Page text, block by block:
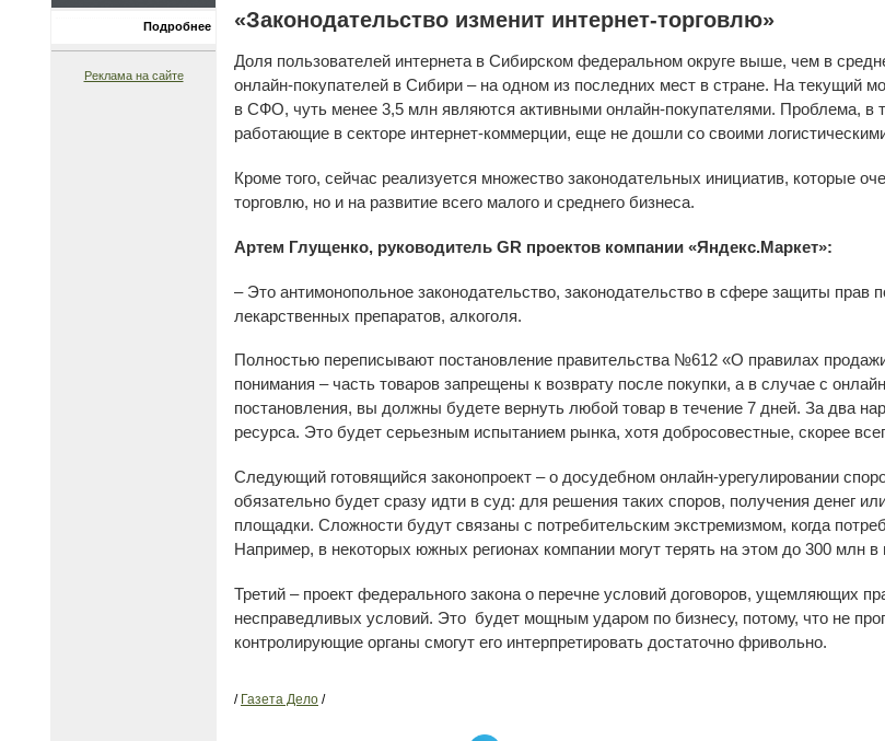
Подробнее
Реклама на сайте
«Законодательство изменит интернет-торговлю»
Доля пользователей интернета в Сибирском федеральном округе выше, чем в
онлайн-покупателей в Сибири – на одном из последних мест в стране. На текущий
в СФО, чуть менее 3,5 млн являются активными онлайн-покупателями. Проблема, в
работающие в секторе интернет-коммерции, еще не дошли со своими
Кроме того, сейчас реализуется множество законодательных инициатив, которые
торговлю, но и на развитие всего малого и среднего бизнеса.
Артем Глущенко, руководитель GR проектов компании «Яндекс.Маркет»:
– Это антимонопольное законодательство, законодательство в сфере защиты прав
лекарственных препаратов, алкоголя.
Полностью переписывают постановление правительства №612 «О правилах
понимания – часть товаров запрещены к возврату после покупки, а в случае с
постановления, вы должны будете вернуть любой товар в течение 7 дней. За два
ресурса. Это будет серьезным испытанием рынка, хотя добросовестные, скорее
Следующий готовящийся законопроект – о досудебном онлайн-урегулировании
обязательно будет сразу идти в суд: для решения таких споров, получения денег
площадки. Сложности будут связаны с потребительским экстремизмом, когда
Например, в некоторых южных регионах компании могут терять на этом до 300 млн
Третий – проект федерального закона о перечне условий договоров, ущемляющих
несправедливых условий. Это будет мощным ударом по бизнесу, потому, что не
контролирующие органы смогут его интерпретировать достаточно фривольно.
/ Газета Дело /